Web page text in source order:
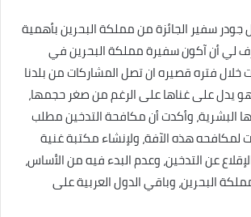
سفير الجائزة من مملكة البحرين بأهمية
لي أن آكون سفيرة مملكة البحرين في
خلال فتره قصيره ان تصل المشاركات من بلدنا
يدل على غناها على الرغم من صغر حجمها،
البشرية، وأكدت أن مكافحة التدخين مطلب
لمكافحه هذه الآفة، ولإنشاء مكتبة غنية
عن التدخين، وعدم البدء فيه من الأساس،
البحرين، وباقي الدول العربية على